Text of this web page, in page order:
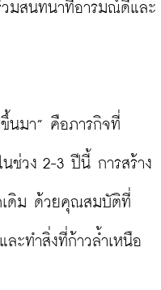
วมสนทนาที่อารมณ์ดีและ
นมา” คือภารกิจที่
นช่วง 2-3 ปีนี้ การสร้าง
เดิม ด้วยคุณสมบัติที่
ะทำสิ่งที่ก้าวล้ำเหนือ